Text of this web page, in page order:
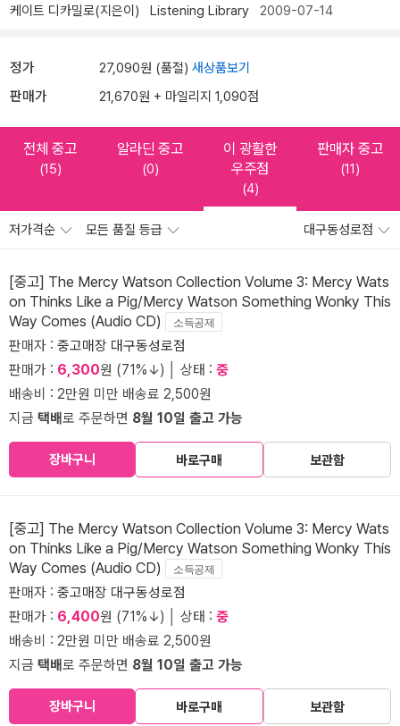
케이트 디카밀로(지은이) Listening Library 2009-07-14
정가 27,090원 (품절) 새상품보기
판매가 21,670원 + 마일리지 1,090점
전체 중고
(15)
알라딘 중고
(0)
이 광활한
우주점
(4)
판매자 중고
(11)
저가격순 모든 품질 등급 대구동성로점
[중고] The Mercy Watson Collection Volume 3: Mercy Wats
on Thinks Like a Pig/Mercy Watson Something Wonky This
Way Comes (Audio CD)
소득공제
판매자 : 중고매장 대구동성로점
판매가 : 6,300원 (71%↓) │ 상태 : 중
배송비 : 2만원 미만 배송료 2,500원
지금 택배로 주문하면 8월 10일 출고 가능
장바구니 바로구매 보관함
[중고] The Mercy Watson Collection Volume 3: Mercy Wats
on Thinks Like a Pig/Mercy Watson Something Wonky This
Way Comes (Audio CD)
소득공제
판매자 : 중고매장 대구동성로점
판매가 : 6,400원 (71%↓) │ 상태 : 중
배송비 : 2만원 미만 배송료 2,500원
지금 택배로 주문하면 8월 10일 출고 가능
장바구니 바로구매 보관함